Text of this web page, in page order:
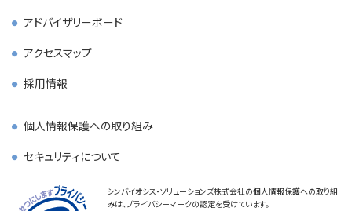
アドバイザリーボード
アクセスマップ
採用情報
個人情報保護への取り組み
セキュリティについて
シンバイオシス・ソリューションズ株式会社の個人情報保護への取り組
みは、プライバシーマークの認定を受けています。